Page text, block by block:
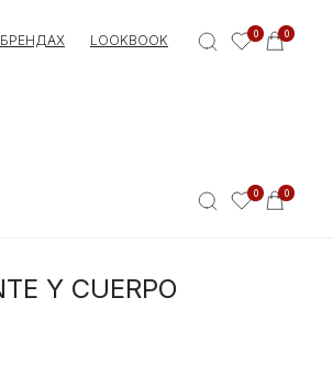
0
0
LOOKBOOK
0
0
Y CUERPO